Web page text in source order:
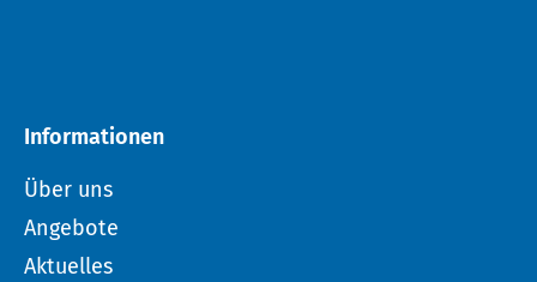
Informationen
Über uns
Angebote
Aktuelles